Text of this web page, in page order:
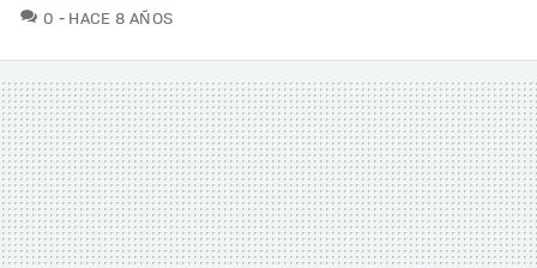
0 COMENTARIOS
HACE 8 AÑOS